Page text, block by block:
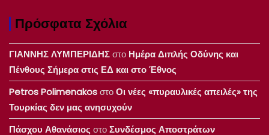
Πρόσφατα Σχόλια
ΓΙΑΝΝΗΣ ΛΥΜΠΕΡΙΔΗΣστο Ημέρα Διπλής Οδύνης και
Πένθους Σήμερα στις ΕΔ και στο Έθνος
Petros PolimenakosστοΟι νέες «πυραυλικές απειλές» της
Τουρκίας δεν μας ανησυχούν
Πάσχου Αθανάσιος στοΣυνδέσμος Αποστράτων